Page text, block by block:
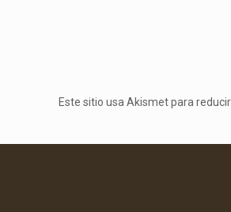
Este sitio usa Akismet para